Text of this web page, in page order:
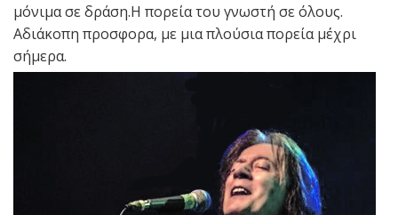
μόνιμα σε δράση.Η πορεία του γνωστή σε όλους.
Αδιάκοπη προσφορα, με μια πλούσια πορεία μέχρι
σήμερα.